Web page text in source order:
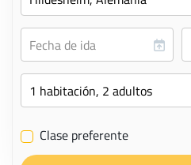
✔ Clase preferente